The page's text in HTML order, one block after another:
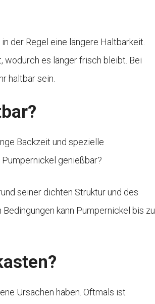
der Regel eine längere Haltbarkeit.
wodurch es länger frisch bleibt. Bei
haltbar sein.
Backzeit und spezielle
genießbar?
seiner dichten Struktur und des
kann Pumpernickel bis zu
Ursachen haben. Oftmals ist